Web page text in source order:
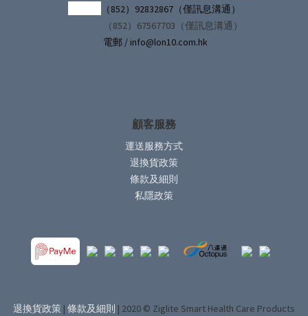
（852）92832867（僅訊息溝通）
（852）67567703（僅訊息溝通）
電郵 / info@lon10.com.hk
顧客服務
運送服務方式
退換貨政策
條款及細則
私隱政策
退換貨政策 | 條款及細則 | 2020 © Ziglite Smart Health Care Products